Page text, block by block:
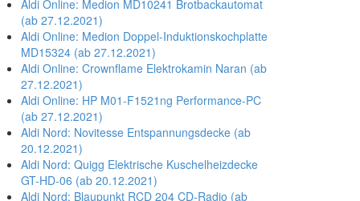
Aldi Online: Medion MD10241 Brotbackautomat
(ab 27.12.2021)
Aldi Online: Medion Doppel-Induktionskochplatte
MD15324 (ab 27.12.2021)
Aldi Online: Crownflame Elektrokamin Naran (ab
27.12.2021)
Aldi Online: HP M01-F1521ng Performance-PC
(ab 27.12.2021)
Aldi Nord: Novitesse Entspannungsdecke (ab
20.12.2021)
Aldi Nord: Quigg Elektrische Kuschelheizdecke
GT-HD-06 (ab 20.12.2021)
Aldi Nord: Blaupunkt RCD 204 CD-Radio (ab